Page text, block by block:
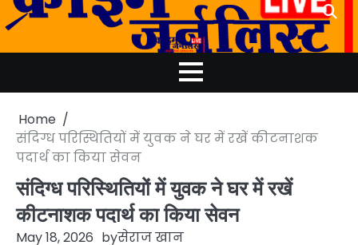
Skip
to
Home
संदिग्ध परिस्थितियों में युवक ने घर में रखें कीटनाशक
पदार्थ का किया सेवन
संदिग्ध परिस्थितियों में युवक ने घर में रखें
कीटनाशक पदार्थ का किया सेवन
May 18, 2026 byसेराज खान